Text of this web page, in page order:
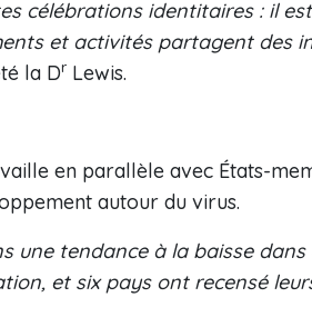
célébrations identitaires : il
et activités partagent des
la Dr Lewis.
en parallèle avec États-
autour du virus.
une tendance à la baisse
et six pays ont recensé